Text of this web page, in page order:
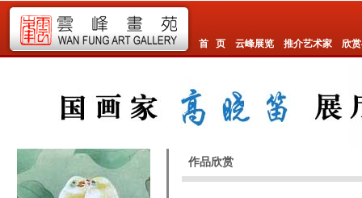
首 页 云峰展览 推介艺术家 欣
作品欣赏